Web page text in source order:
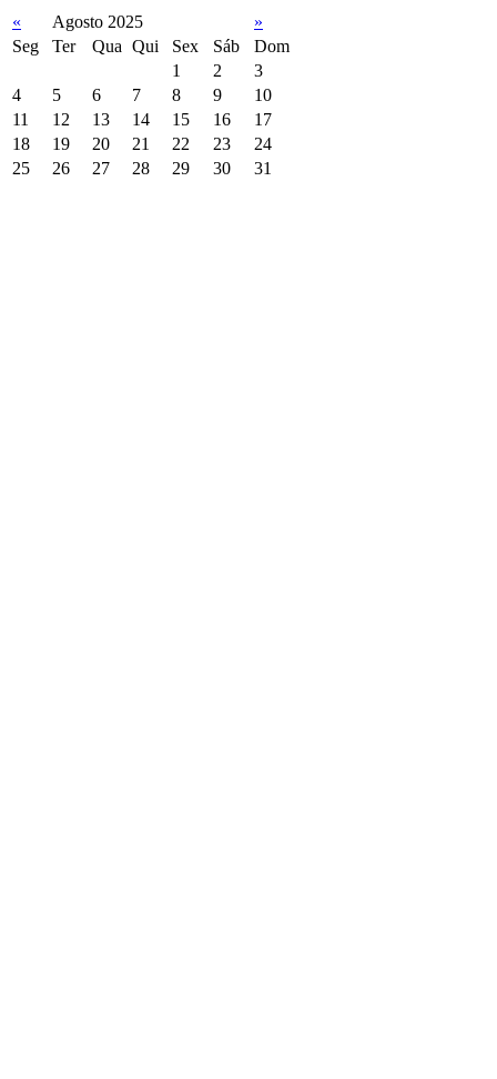
« Agosto 2025
»
Seg
Ter Qua Qui Sex Sáb
Dom
1
2
3
4
5 6 7 8 9
10
11
12 13 14 15 16
17
18
19 20 21 22 23
24
25
26 27 28 29 30 31